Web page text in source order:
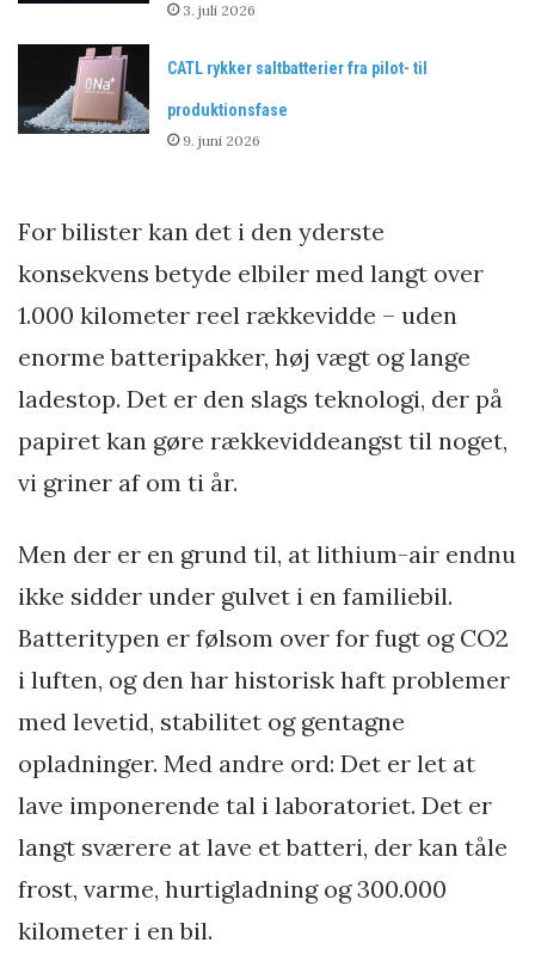
3. juli 2026
CATL rykker saltbatterier fra pilot- til
produktionsfase
9. juni 2026
For bilister kan det i den yderste
konsekvens betyde elbiler med langt over
1.000 kilometer reel rækkevidde – uden
enorme batteripakker, høj vægt og lange
ladestop. Det er den slags teknologi, der på
papiret kan gøre rækkeviddeangst til noget,
vi griner af om ti år.
Men der er en grund til, at lithium-air endnu
ikke sidder under gulvet i en familiebil.
Batteritypen er følsom over for fugt og CO2
i luften, og den har historisk haft problemer
med levetid, stabilitet og gentagne
opladninger. Med andre ord: Det er let at
lave imponerende tal i laboratoriet. Det er
langt sværere at lave et batteri, der kan tåle
frost, varme, hurtigladning og 300.000
kilometer i en bil.